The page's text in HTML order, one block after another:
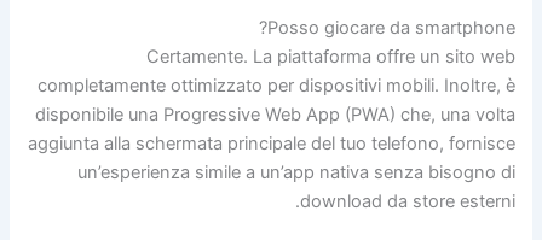
Posso giocare da smartphone?
Certamente. La piattaforma offre un sito web
completamente ottimizzato per dispositivi mobili. Inoltre, è
disponibile una Progressive Web App (PWA) che, una volta
aggiunta alla schermata principale del tuo telefono, fornisce
un’esperienza simile a un’app nativa senza bisogno di
download da store esterni.